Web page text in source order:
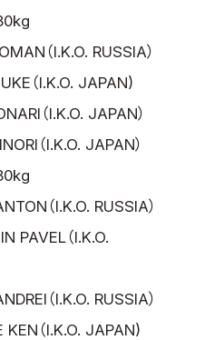
（I.K.O. RUSSIA）
（I.K.O. JAPAN)
（I.K.O. JAPAN）
（I.K.O. JAPAN）
（I.K.O. RUSSIA）
PAVEL（I.K.O.
（I.K.O. RUSSIA）
（I.K.O. JAPAN)